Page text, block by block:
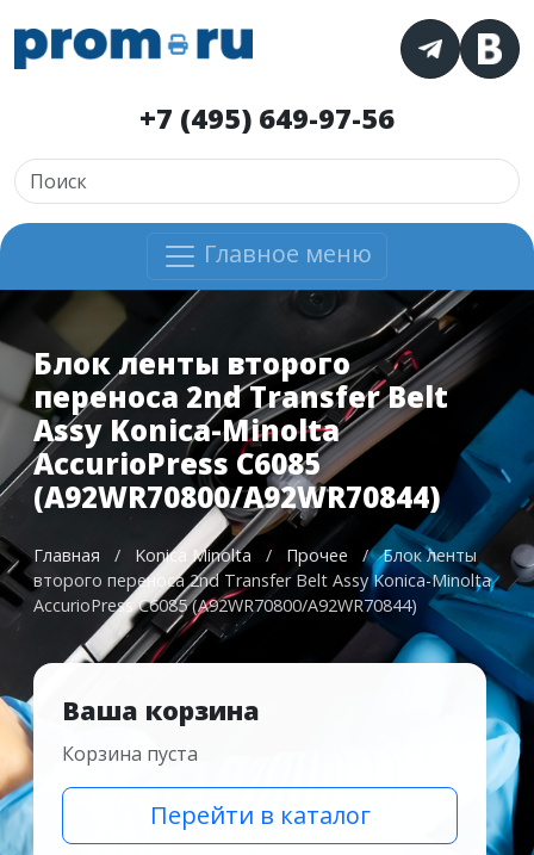
+7 (495) 649-97-56
Главное меню
Блок ленты второго
переноса 2nd Transfer Belt
Assy Konica-Minolta
AccurioPress C6085
(A92WR70800/A92WR70844)
Главная / Konica Minolta / Прочее /
Блок ленты
второго переноса 2nd Transfer Belt Assy Konica-Minolta
AccurioPress C6085 (A92WR70800/A92WR70844)
Ваша корзина
Корзина пуста
Перейти в каталог